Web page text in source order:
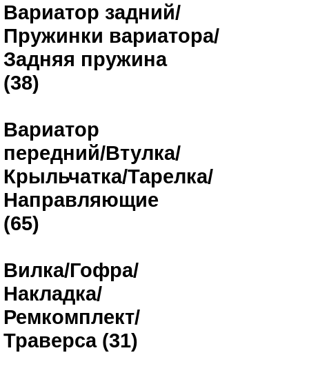
Вариатор задний/
Пружинки вариатора/
Задняя пружина
(38)
Вариатор
передний/Втулка/
Крыльчатка/Тарелка/
Направляющие
(65)
Вилка/Гофра/
Накладка/
Ремкомплект/
Траверса (31)